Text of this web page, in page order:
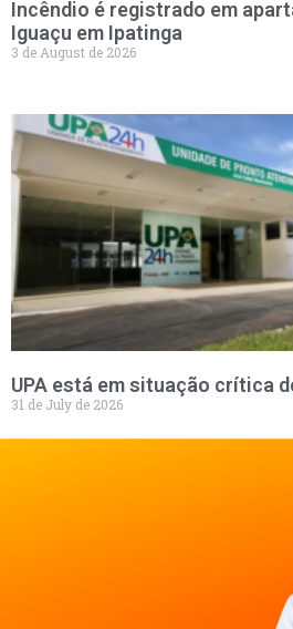
Incêndio é registrado em
Iguaçu em Ipatinga
3 de August de 2026
UPA está em situação crítica
31 de July de 2026